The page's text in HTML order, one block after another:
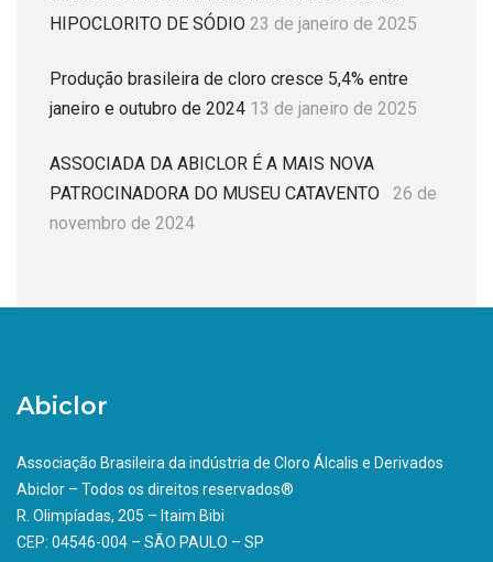
HIPOCLORITO DE SÓDIO 23 de janeiro de 2025
Produção brasileira de cloro cresce 5,4% entre
janeiro e outubro de 2024 13 de janeiro de 2025
ASSOCIADA DA ABICLOR É A MAIS NOVA
PATROCINADORA DO MUSEU CATAVENTO
26 de
novembro de 2024
Abiclor
Associação Brasileira da indústria de Cloro Álcalis e Derivados
Abiclor – Todos os direitos reservados®
R. Olimpíadas, 205 – Itaim Bibi
CEP: 04546-004 – SÃO PAULO – SP